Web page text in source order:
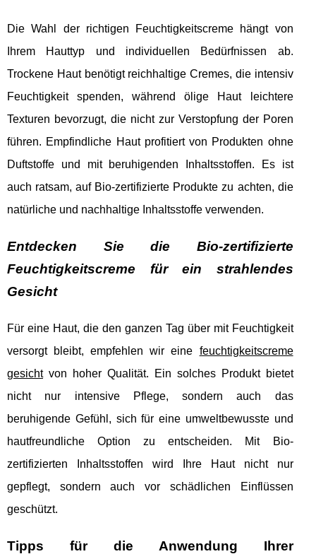
Die Wahl der richtigen Feuchtigkeitscreme hängt von
Ihrem Hauttyp und individuellen Bedürfnissen ab.
Trockene Haut benötigt reichhaltige Cremes, die intensiv
Feuchtigkeit spenden, während ölige Haut leichtere
Texturen bevorzugt, die nicht zur Verstopfung der Poren
führen. Empfindliche Haut profitiert von Produkten ohne
Duftstoffe und mit beruhigenden Inhaltsstoffen. Es ist
auch ratsam, auf Bio-zertifizierte Produkte zu achten, die
natürliche und nachhaltige Inhaltsstoffe verwenden.
Entdecken Sie die Bio-zertifizierte
Feuchtigkeitscreme für ein strahlendes
Gesicht
Für eine Haut, die den ganzen Tag über mit Feuchtigkeit
versorgt bleibt, empfehlen wir eine feuchtigkeitscreme
gesichtvon hoher Qualität. Ein solches Produkt bietet
nicht nur intensive Pflege, sondern auch das
beruhigende Gefühl, sich für eine umweltbewusste und
hautfreundliche Option zu entscheiden. Mit Bio-
zertifizierten Inhaltsstoffen wird Ihre Haut nicht nur
gepflegt, sondern auch vor schädlichen Einflüssen
geschützt.
Tipps für die Anwendung Ihrer